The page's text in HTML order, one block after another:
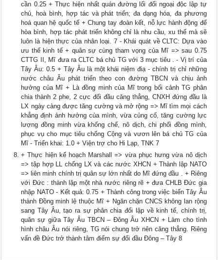
cần 0.25 + Thực hiện nhất quán đường lối đối ngoại độc lập tự
chủ, hoà bình, hợp tác và phát triển; đa dạng hóa, đa phương
hoá quan hệ quốc tế + Chung tay đoàn kết, nỗ lực hành động để
hòa bình, hợp tác phát triển không chỉ là nhu cầu, xu thế mà sẽ
luôn là hiện thực của nhân loại. 7 - Khái quát về CLTC: Dựa vào
ưu thế kinh tế + quân sự cùng tham vọng của Mĩ => sau 0.75
CTTG II, Mĩ đưa ra CLTC bá chủ TG với 3 mục tiêu . - Vị trí của
Tây Âu: 0.5 + Tây Âu là một khái niệm điạ - chính trị chỉ những
nước châu Âu phát triển theo con đường TBCN và chịu ảnh
hưởng của Mĩ + Là đồng minh của Mĩ trong bối cảnh TG phân
chia thành 2 phe, 2 cực đối đầu căng thẳng, CNXH đứng đầu là
LX ngày càng được tăng cường và mở rộng => Mĩ tìm mọi cách
khẳng định ảnh hưởng của mình, vừa củng cố, tăng cường lực
lượng đồng minh vừa khống chế, nô dịch, chi phối đồng mình,
phục vụ cho mục tiêu chống Cộng và vươn lên bá chủ TG của
Mĩ - Triển khai: 1.0 + Viện trợ cho Hi Lạp, TNK 7
+ Thực hiện kế hoạch Marshall => vừa phục hưng vừa nô dịch
=> tập hợp LL chống LX và các nước XHCN + Thành lập NATO
=> liên minh chính trị quân sự lớn nhất do Mĩ đứng đầu . + Riêng
với Đức : thành lập một nhà nước riêng rẽ + đưa CHLB Đức gia
nhập NATO - Kết quả: 0.75 + Thành công trong việc biến Tây Âu
thành Đồng minh lệ thuộc Mĩ + Ngăn chặn CNCS không lan rộng
sang Tây Âu, tạo ra sự phân chia đối lập về kinh tế, chính trị,
quân sự giữa Tây Âu TBCN – Đông Âu XHCN + Làm cho tình
hình châu Âu nói riêng, TG nói chung trở nên căng thẳng. Riêng
vấn đề Đức trở thành tâm điểm sự đối đầu Đông – Tây 8